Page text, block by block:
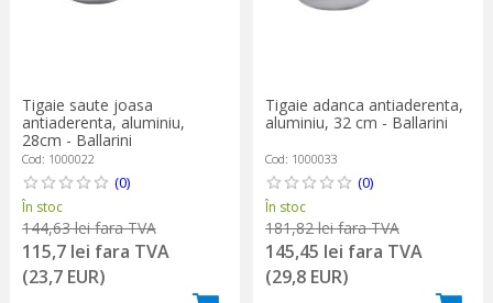
Tigaie saute joasa
antiaderenta, aluminiu,
28cm - Ballarini
Cod: 1000022
(0)
În stoc
144,63 lei fara TVA
115,7 lei fara TVA
(23,7 EUR)
Tigaie adanca antiaderenta,
aluminiu, 32 cm - Ballarini
Cod: 1000033
(0)
În stoc
181,82 lei fara TVA
145,45 lei fara TVA
(29,8 EUR)